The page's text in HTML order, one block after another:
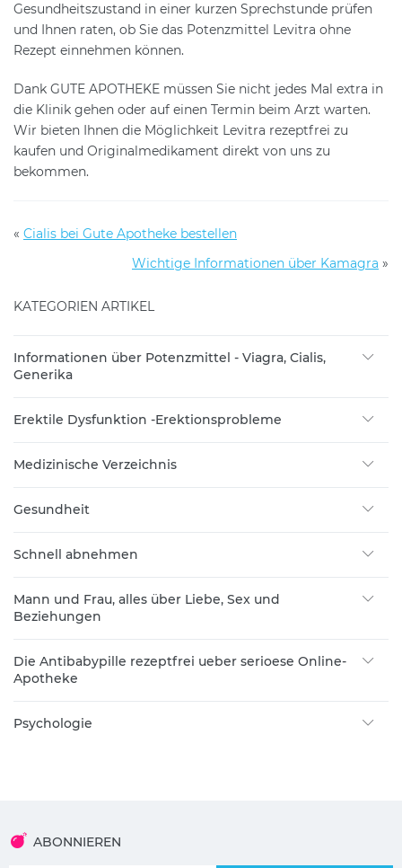
Gesundheitszustand in einer kurzen Sprechstunde prüfen
und Ihnen raten, ob Sie das Potenzmittel Levitra ohne
Rezept einnehmen können.
Dank GUTE APOTHEKE müssen Sie nicht jedes Mal extra in
die Klinik gehen oder auf einen Termin beim Arzt warten.
Wir bieten Ihnen die Möglichkeit Levitra rezeptfrei zu
kaufen und Originalmedikament direkt von uns zu
bekommen.
« Cialis bei Gute Apotheke bestellen
Wichtige Informationen über Kamagra »
KATEGORIEN ARTIKEL
Informationen über Potenzmittel - Viagra, Cialis,
Generika
Erektile Dysfunktion -Erektionsprobleme
Medizinische Verzeichnis
Gesundheit
Schnell abnehmen
Mann und Frau, alles über Liebe, Sex und
Beziehungen
Die Antibabypille rezeptfrei ueber serioese Online-
Apotheke
Psychologie
ABONNIEREN